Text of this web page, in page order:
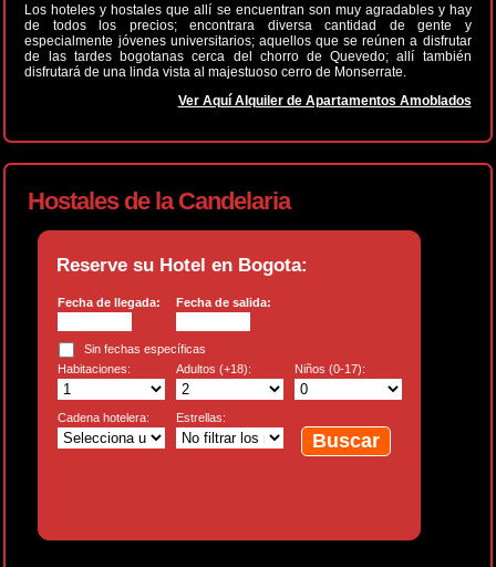
Los hoteles y hostales que allí se encuentran son muy agradables y hay
de todos los precios; encontrara diversa cantidad de gente y
especialmente jóvenes universitarios; aquellos que se reúnen a disfrutar
de las tardes bogotanas cerca del chorro de Quevedo; allí también
disfrutará de una linda vista al majestuoso cerro de Monserrate.
Ver Aquí Alquiler de Apartamentos Amoblados
Hostales de la Candelaria